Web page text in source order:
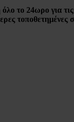
όλο το 24ωρο για